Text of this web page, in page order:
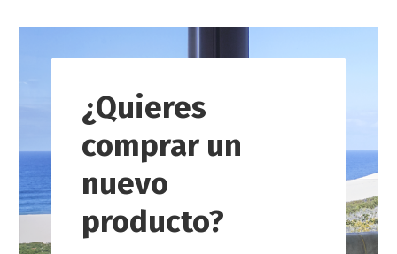
¿Quieres
comprar un
nuevo
producto?